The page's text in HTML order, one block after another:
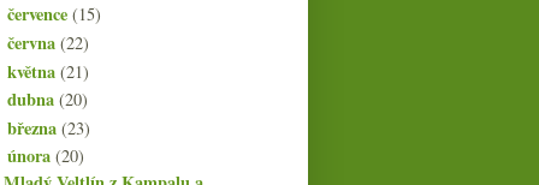
července(15)
června(22)
května(21)
dubna(20)
března(23)
února(20)